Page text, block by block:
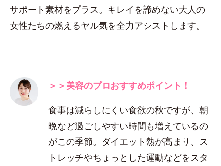
サポート素材をプラス。キレイを諦めない大人の
女性たちの燃えるヤル気を全力アシストします。
＞＞美容のプロおすすめポイント！
食事は減らしにくい食欲の秋ですが、朝
晩など過ごしやすい時間も増えているの
がこの季節。ダイエット熱が高まり、ス
トレッチやちょっとした運動などをスタ